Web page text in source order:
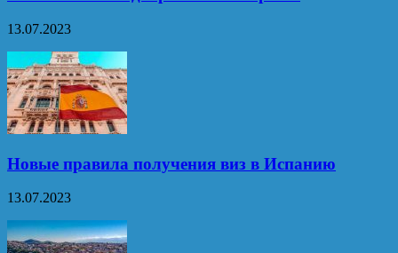
13.07.2023
Новые правила получения виз в Испанию
13.07.2023